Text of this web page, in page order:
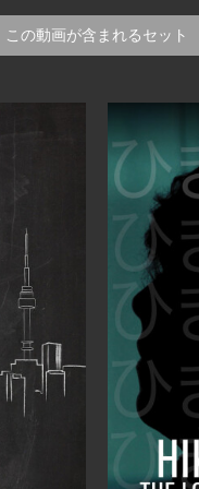
この動画が含まれるセット